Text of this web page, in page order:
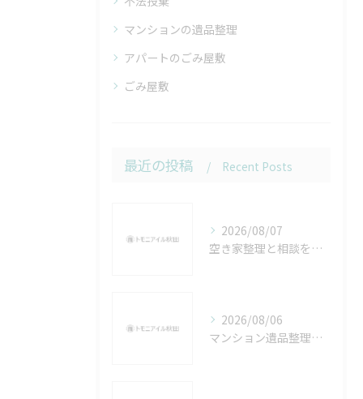
マンションの遺品整理
アパートのごみ屋敷
ごみ屋敷
最近の投稿 Recent Posts
2026/08/07
空き家整理と相談を秋田県潟上市で安心して進めるための実践ガイド
2026/08/06
マンション遺品整理流れを秋田県秋田市の実例と自治体ルールでトラブルなく進める手順